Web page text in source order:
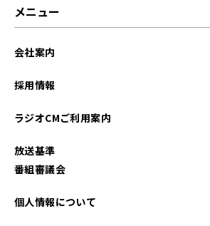
メニュー
会社案内
採用情報
ラジオCMご利用案内
放送基準
番組審議会
個人情報について